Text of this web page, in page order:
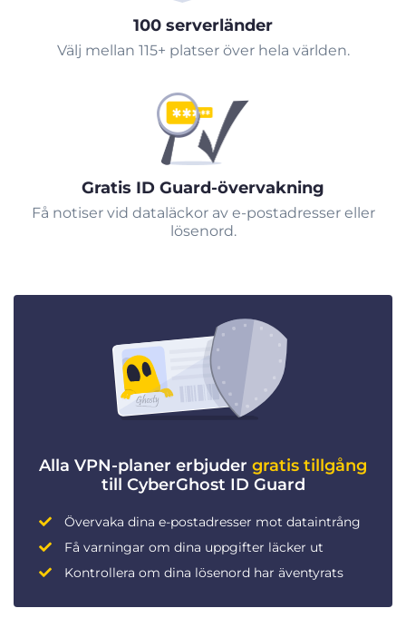
100 serverländer
Välj mellan 115+ platser över hela världen.
Gratis ID Guard-övervakning
Få notiser vid dataläckor av e-postadresser eller
lösenord.
Alla VPN-planer erbjuder gratis tillgång
till CyberGhost ID Guard
Övervaka dina e-postadresser mot dataintrång
Få varningar om dina uppgifter läcker ut
Kontrollera om dina lösenord har äventyrats